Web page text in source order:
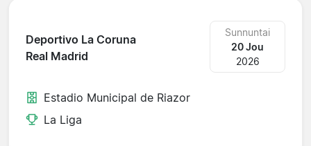
Deportivo La Coruna
Real Madrid
Sunnuntai
20 Jou
2026
Estadio Municipal de Riazor
La Liga